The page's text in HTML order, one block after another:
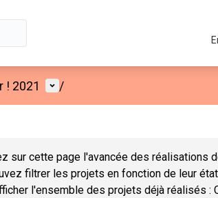
! 2021 Menu utilisateur
/
sur cette page l'avancée des réalisations
filtrer les projets en fonction de leur
l'ensemble des projets déjà réalisés